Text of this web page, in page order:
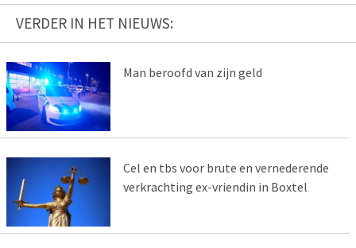
VERDER IN HET NIEUWS:
Man beroofd van zijn geld
Cel en tbs voor brute en vernederende
verkrachting ex-vriendin in Boxtel